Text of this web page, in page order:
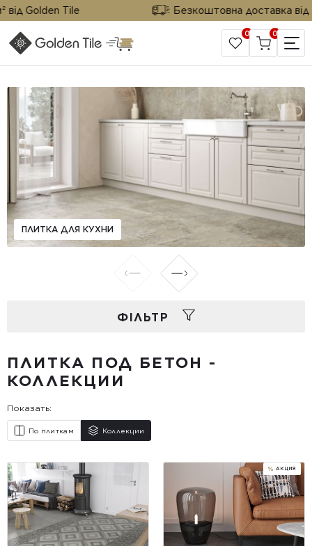
Golden Tile Безкоштовна доставка від
САЙТ КОМПАНИИ
0 0
ПЛИТКА ДЛЯ КУХНИ
ФIЛЬТР
ПЛИТКА ПОД БЕТОН -
КОЛЛЕКЦИИ
Показать:
По плиткам Коллекции